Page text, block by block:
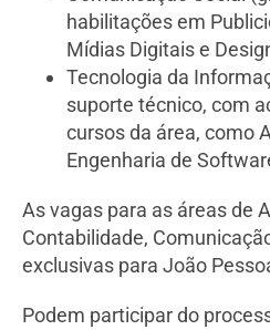
habilitações em
Mídias Digitais e
Tecnologia da
suporte técnico, com
cursos da área, como
Engenharia de
As vagas para as áreas de
Contabilidade,
exclusivas para João
Podem participar do